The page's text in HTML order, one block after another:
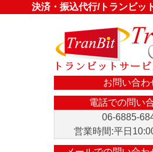
決済・振込代行/トランビッ
お問い合わ
電話での問い
06-6885-
営業時間:平日